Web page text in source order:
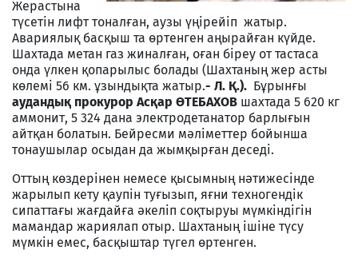
Жерастына
түсетін лифт тоналған, аузы үңірейіп жатыр.
Авариялық басқыш та өртенген аңырайған күйде.
Шахтада метан газ жиналған, оған біреу от тастаса
онда үлкен қопарылыс болады (Шахтаның жер асты
көлемі 56 км. ұзындықта жатыр.- Л. Қ.). Бұрынғы
аудандық прокурор Асқар ӨТЕБАХОВ шахтада 5 620 кг
аммонит, 5 324 дана электродетанатор барлығын
айтқан болатын. Бейресми мәліметтер бойынша
тонаушылар осыдан да жымқырған деседі.
Оттың көздерінен немесе қысымның нәтижесінде
жарылып кету қаупін туғызып, яғни техногендік
сипаттағы жағдайға әкеліп соқтыруы мүмкіндігін
мамандар жариялап отыр. Шахтаның ішіне түсу
мүмкін емес, басқыштар түгел өртенген.